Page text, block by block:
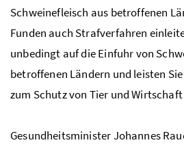
Schweinefleisch aus betroffenen
Funden auch Strafverfahren
unbedingt auf die Einfuhr von
betroffenen Ländern und leisten
zum Schutz von Tier und
Gesundheitsminister Johannes